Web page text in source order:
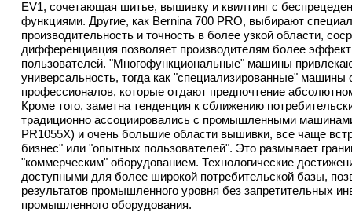
EV1, сочетающая шитье, вышивку и квилтинг с
функциями. Другие, как Bernina 700 PRO, выбирают
производительность и точность в более узкой области,
дифференциация позволяет производителям более
пользователей. "Многофункциональные" машины
универсальность, тогда как "специализированные"
профессионалов, которые отдают предпочтение
Кроме того, заметна тенденция к сближению
традиционно ассоциировались с промышленными
PR1055X) и очень большие области вышивки, все чаще
бизнес" или "опытных пользователей". Это размывает
"коммерческим" оборудованием. Технологические
доступными для более широкой потребительской базы,
результатов промышленного уровня без запретительных
промышленного оборудования.